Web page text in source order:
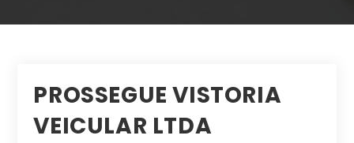
PROSSEGUE VISTORIA
VEICULAR LTDA